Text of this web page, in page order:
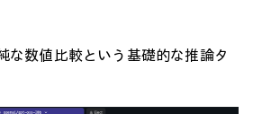
な数値比較という基礎的な推論タ